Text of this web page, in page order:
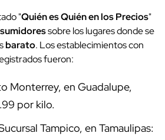
"Quién es Quién en los Precios"
sobre los lugares donde se
barato. Los establecimientos con
fueron:
Monterrey, en Guadalupe,
por kilo.
Tampico, en Tamaulipas: